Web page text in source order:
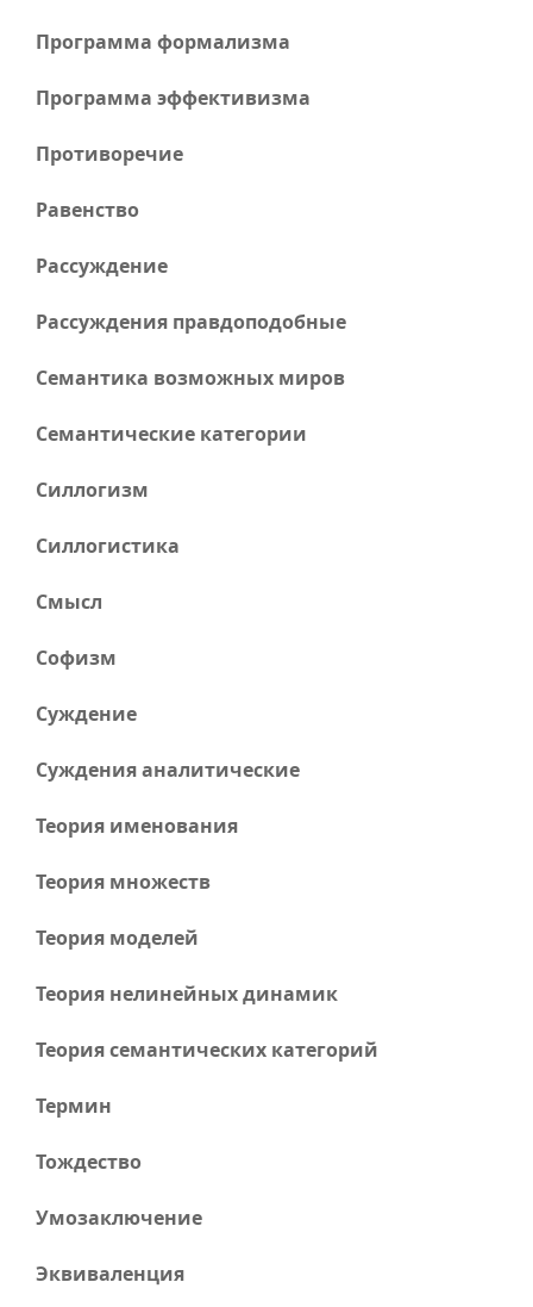
Программа формализма
Программа эффективизма
Противоречие
Равенство
Рассуждение
Рассуждения правдоподобные
Семантика возможных миров
Семантические категории
Силлогизм
Силлогистика
Смысл
Софизм
Суждение
Суждения аналитические
Теория именования
Теория множеств
Теория моделей
Теория нелинейных динамик
Теория семантических категорий
Термин
Тождество
Умозаключение
Эквиваленция